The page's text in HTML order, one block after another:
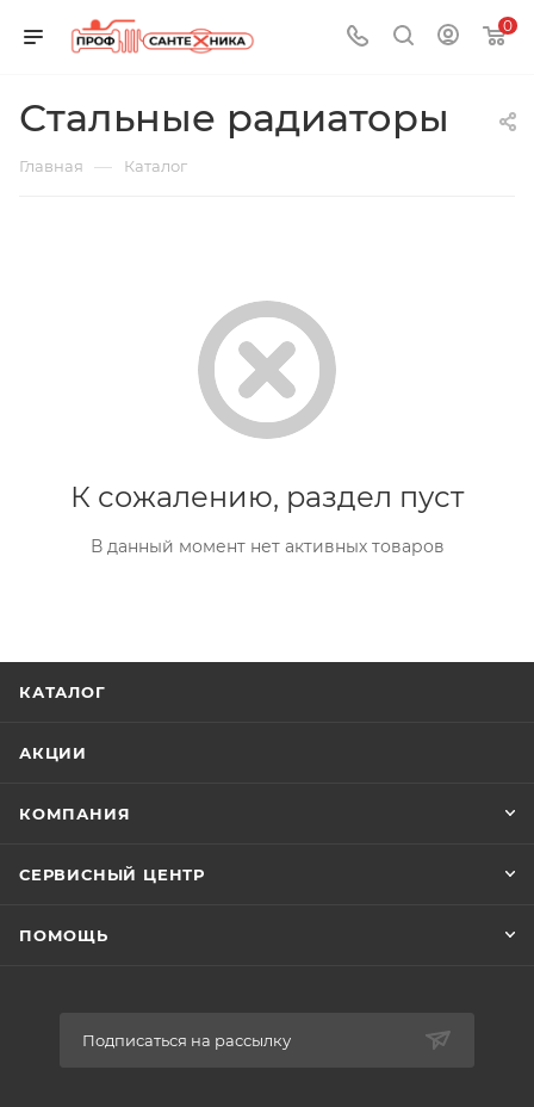
0
Стальные радиаторы
Главная — Каталог
К сожалению, раздел пуст
В данный момент нет активных товаров
КАТАЛОГ
АКЦИИ
КОМПАНИЯ
СЕРВИСНЫЙ ЦЕНТР
ПОМОЩЬ
Подписаться на рассылку